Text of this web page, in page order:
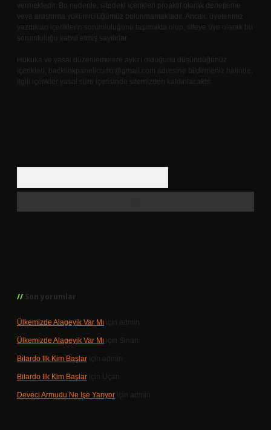
vermektedir. Bu nedenle, sitedeki içerikleri proaktif olarak denetleme
veya araştırma yükümlülüğümüz bulunmamaktadır. Ancak, üyelerimiz
yazdıkları içeriklerin sorumluluğunu taşımakta olup, siteye üye olarak bu
sorumluluğu kabul etmiş sayılırlar.
Hukuka ve yasal düzenlemelere aykırı olduğunu düşündüğünüz
içerikleri, backlinkpanelicomtr@gmail.com adresine bildirmeniz halinde,
ilgili içerikler yasal süre içerisinde sitemizden kaldırılacaktır.
Son yorumlar
Ülkemizde Alageyik Var Mı için admin
Ülkemizde Alageyik Var Mı için Sinan
Bilardo Ilk Kim Başlar için admin
Bilardo Ilk Kim Başlar için Uçan
Deveci Armudu Ne Işe Yarıyor için admin